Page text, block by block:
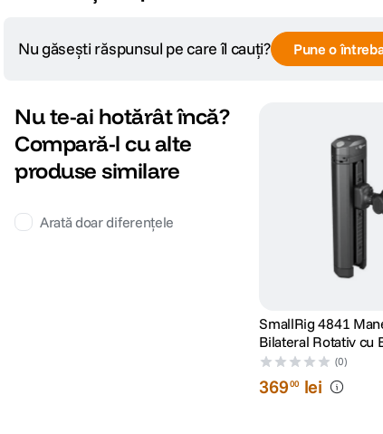
Nu găsești răspunsul pe care îl cauți? Pune o
Nu te-ai hotărât încă?
Compară-l cu alte
produse similare
Arată doar diferențele
SmallRig 4841
Bilateral Rotativ cu
Rapida si Carcasa
M.2
(0)
36900 lei